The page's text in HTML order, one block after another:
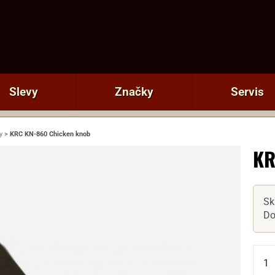
Slevy Značky Servis
> KRC KN-860 Chicken knob